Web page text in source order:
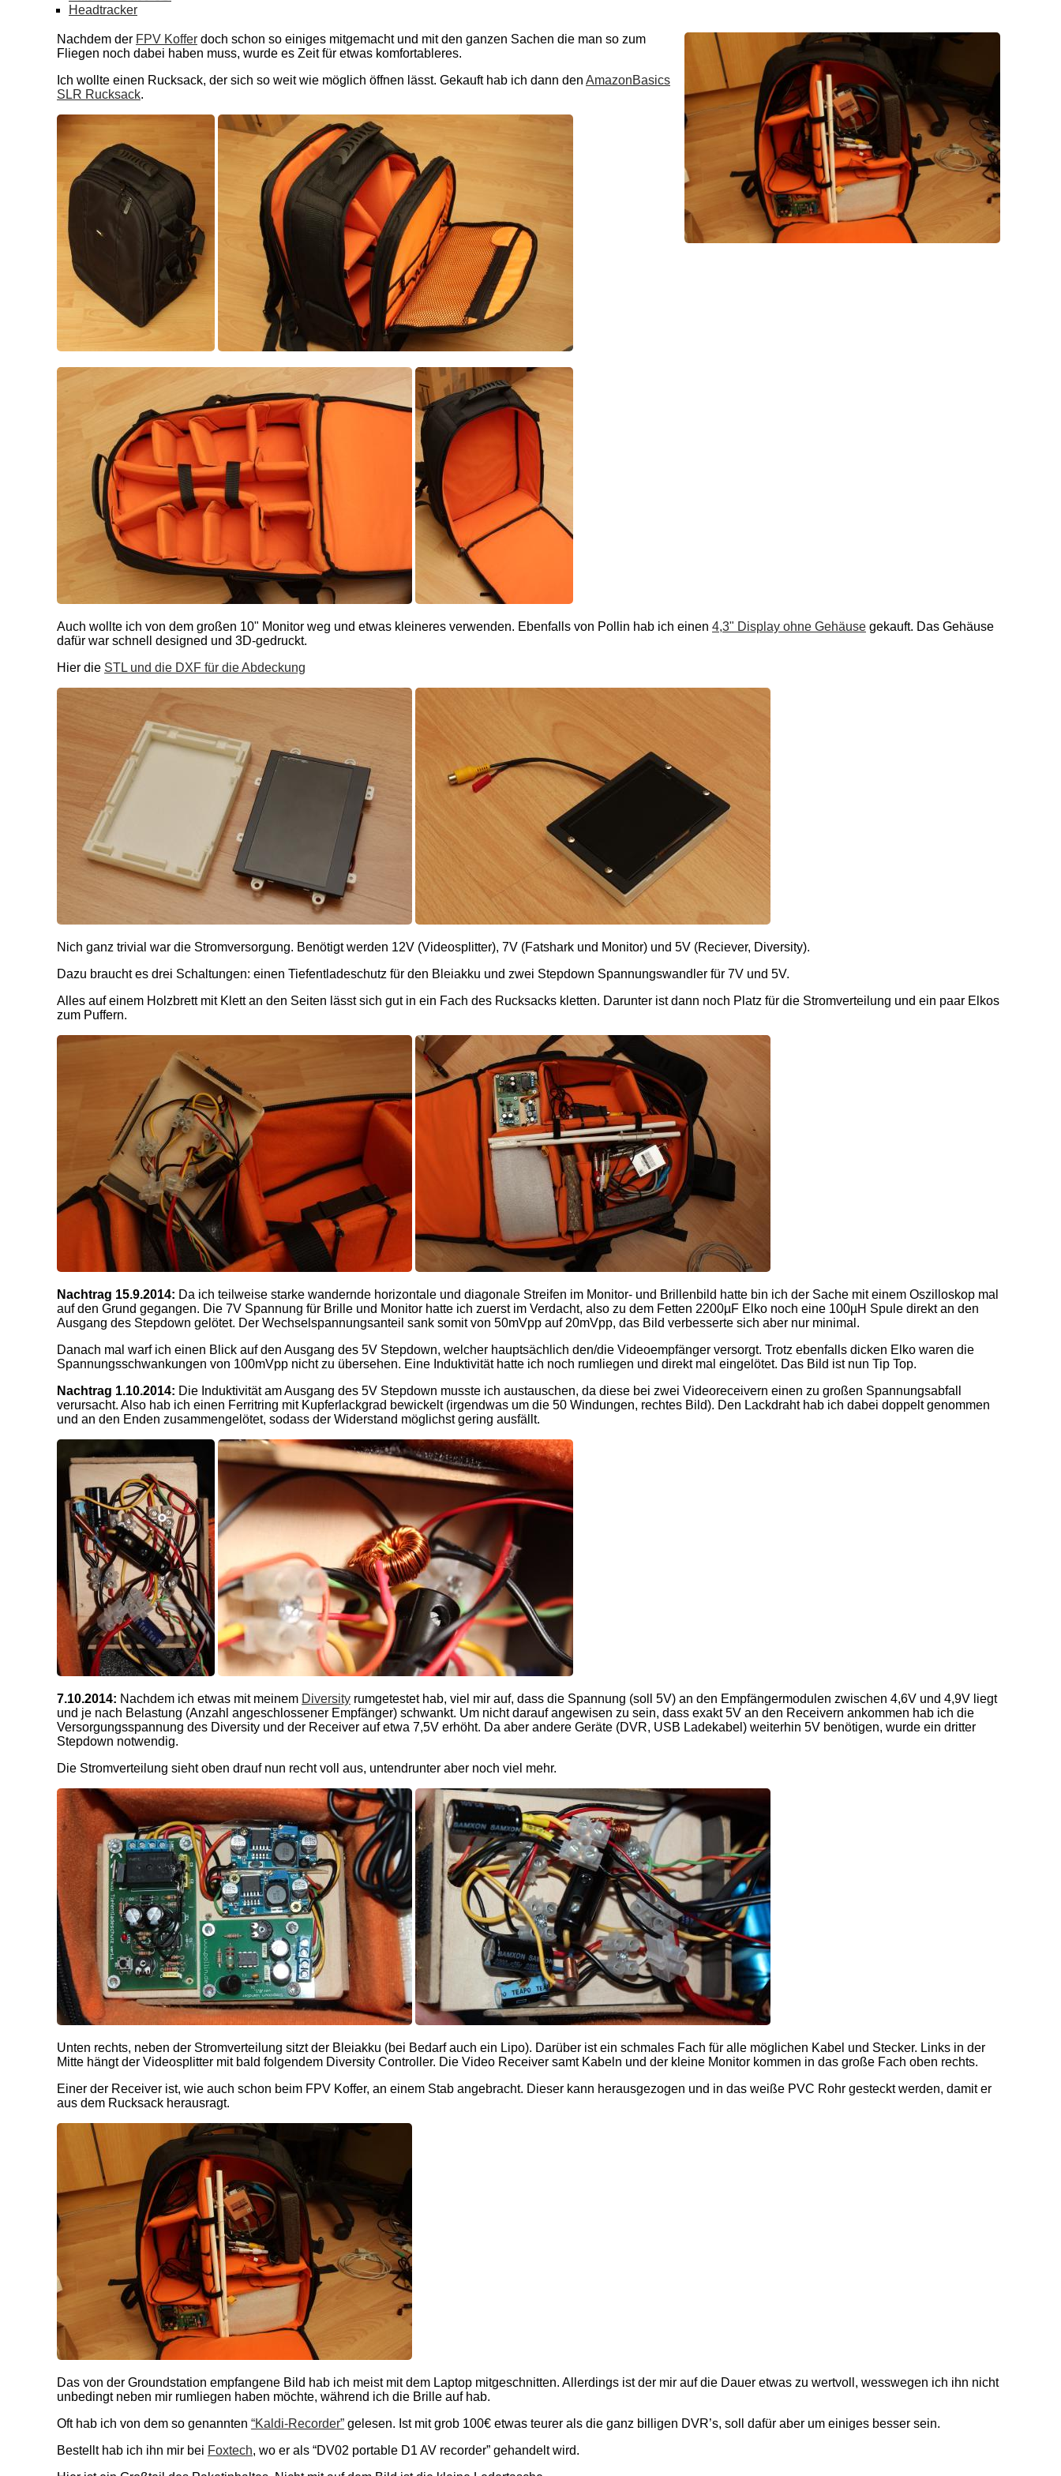
Headtracker
Nachdem der FPV Koffer doch schon so einiges mitgemacht und mit den ganzen Sachen die man so zum
Fliegen noch dabei haben muss, wurde es Zeit für etwas komfortableres.
Ich wollte einen Rucksack, der sich so weit wie möglich öffnen lässt. Gekauft hab ich dann den AmazonBasics
SLR Rucksack.
Auch wollte ich von dem großen 10" Monitor weg und etwas kleineres verwenden. Ebenfalls von Pollin hab ich einen 4,3" Display ohne Gehäuse gekauft. Das Gehäuse
dafür war schnell designed und 3D-gedruckt.
Hier die STL und die DXF für die Abdeckung
Nich ganz trivial war die Stromversorgung. Benötigt werden 12V (Videosplitter), 7V (Fatshark und Monitor) und 5V (Reciever, Diversity).
Dazu braucht es drei Schaltungen: einen Tiefentladeschutz für den Bleiakku und zwei Stepdown Spannungswandler für 7V und 5V.
Alles auf einem Holzbrett mit Klett an den Seiten lässt sich gut in ein Fach des Rucksacks kletten. Darunter ist dann noch Platz für die Stromverteilung und ein paar Elkos
zum Puffern.
Nachtrag 15.9.2014: Da ich teilweise starke wandernde horizontale und diagonale Streifen im Monitor- und Brillenbild hatte bin ich der Sache mit einem Oszilloskop mal
auf den Grund gegangen. Die 7V Spannung für Brille und Monitor hatte ich zuerst im Verdacht, also zu dem Fetten 2200µF Elko noch eine 100µH Spule direkt an den
Ausgang des Stepdown gelötet. Der Wechselspannungsanteil sank somit von 50mVpp auf 20mVpp, das Bild verbesserte sich aber nur minimal.
Danach mal warf ich einen Blick auf den Ausgang des 5V Stepdown, welcher hauptsächlich den/die Videoempfänger versorgt. Trotz ebenfalls dicken Elko waren die
Spannungsschwankungen von 100mVpp nicht zu übersehen. Eine Induktivität hatte ich noch rumliegen und direkt mal eingelötet. Das Bild ist nun Tip Top.
Nachtrag 1.10.2014: Die Induktivität am Ausgang des 5V Stepdown musste ich austauschen, da diese bei zwei Videoreceivern einen zu großen Spannungsabfall
verursacht. Also hab ich einen Ferritring mit Kupferlackgrad bewickelt (irgendwas um die 50 Windungen, rechtes Bild). Den Lackdraht hab ich dabei doppelt genommen
und an den Enden zusammengelötet, sodass der Widerstand möglichst gering ausfällt.
7.10.2014: Nachdem ich etwas mit meinem Diversity rumgetestet hab, viel mir auf, dass die Spannung (soll 5V) an den Empfängermodulen zwischen 4,6V und 4,9V liegt
und je nach Belastung (Anzahl angeschlossener Empfänger) schwankt. Um nicht darauf angewisen zu sein, dass exakt 5V an den Receivern ankommen hab ich die
Versorgungsspannung des Diversity und der Receiver auf etwa 7,5V erhöht. Da aber andere Geräte (DVR, USB Ladekabel) weiterhin 5V benötigen, wurde ein dritter
Stepdown notwendig.
Die Stromverteilung sieht oben drauf nun recht voll aus, untendrunter aber noch viel mehr.
Unten rechts, neben der Stromverteilung sitzt der Bleiakku (bei Bedarf auch ein Lipo). Darüber ist ein schmales Fach für alle möglichen Kabel und Stecker. Links in der
Mitte hängt der Videosplitter mit bald folgendem Diversity Controller. Die Video Receiver samt Kabeln und der kleine Monitor kommen in das große Fach oben rechts.
Einer der Receiver ist, wie auch schon beim FPV Koffer, an einem Stab angebracht. Dieser kann herausgezogen und in das weiße PVC Rohr gesteckt werden, damit er
aus dem Rucksack herausragt.
Das von der Groundstation empfangene Bild hab ich meist mit dem Laptop mitgeschnitten. Allerdings ist der mir auf die Dauer etwas zu wertvoll, wesswegen ich ihn nicht
unbedingt neben mir rumliegen haben möchte, während ich die Brille auf hab.
Oft hab ich von dem so genannten “Kaldi-Recorder” gelesen. Ist mit grob 100€ etwas teurer als die ganz billigen DVR’s, soll dafür aber um einiges besser sein.
Bestellt hab ich ihn mir bei Foxtech, wo er als “DV02 portable D1 AV recorder” gehandelt wird.